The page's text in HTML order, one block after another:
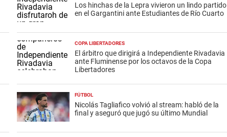
Los hinchas de la Lepra vivieron un lindo partido
en el Gargantini ante Estudiantes de Río Cuarto
COPA LIBERTADORES
El árbitro que dirigirá a Independiente Rivadavia
ante Fluminense por los octavos de la Copa
Libertadores
FÚTBOL
Nicolás Tagliafico volvió al stream: habló de la
final y aseguró que jugó su último Mundial